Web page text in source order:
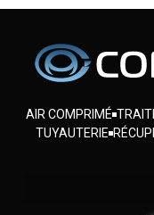
AIR COMPRIMÉ
TUYAUTERIE